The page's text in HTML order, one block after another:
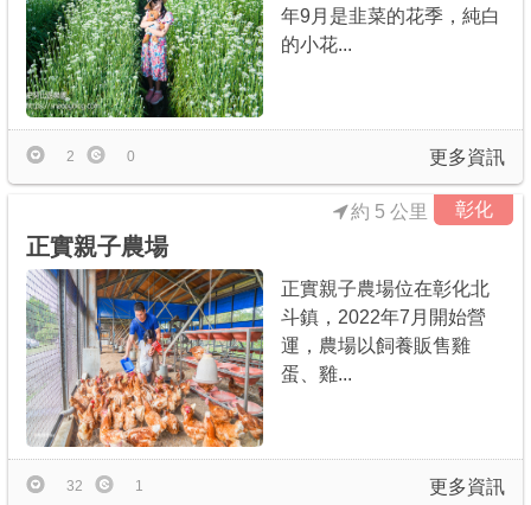
年9月是韭菜的花季，純白
的小花...
更多資訊
2 0
彰化
約 5 公里
正實親子農場
正實親子農場位在彰化北
斗鎮，2022年7月開始營
運，農場以飼養販售雞
蛋、雞...
更多資訊
32 1